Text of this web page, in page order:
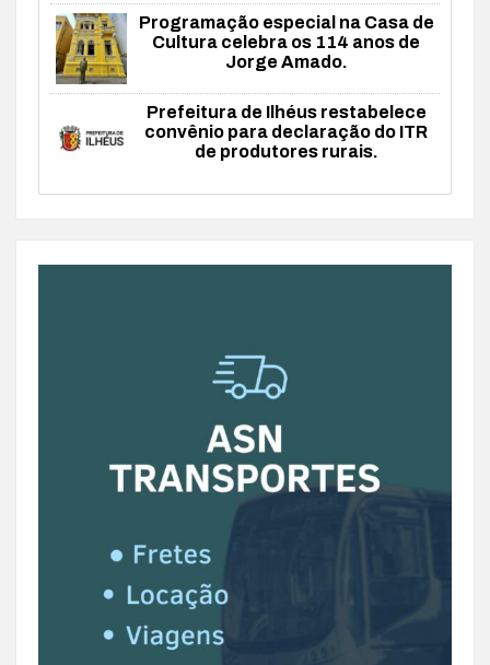
Programação especial na Casa de
Cultura celebra os 114 anos de
Jorge Amado.
Prefeitura de Ilhéus restabelece
convênio para declaração do ITR
de produtores rurais.